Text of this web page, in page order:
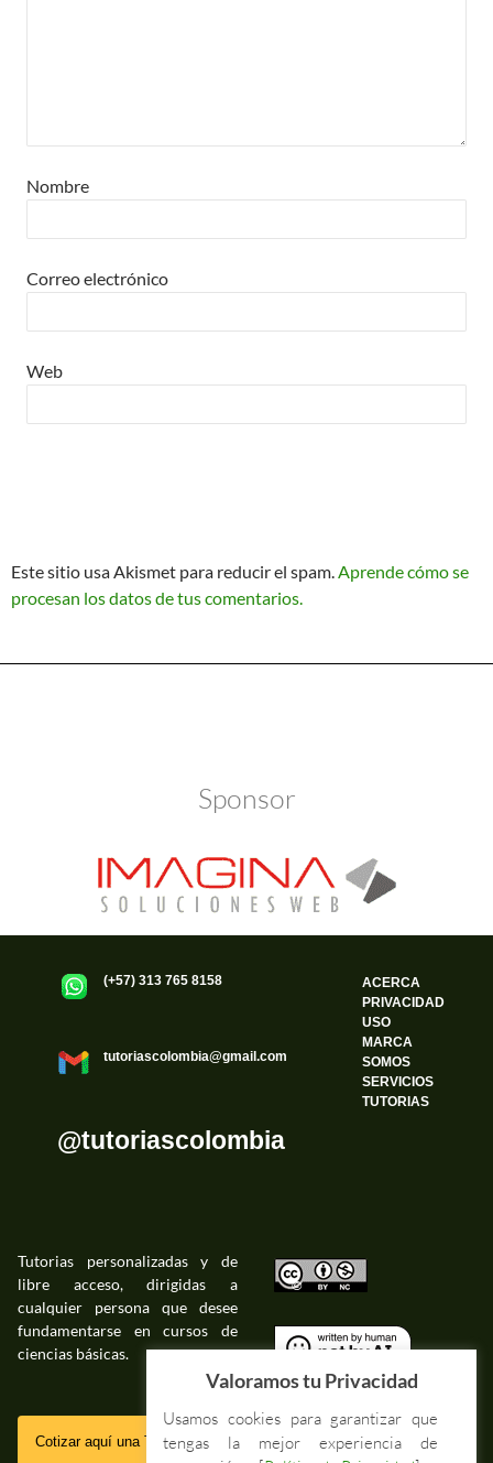
Nombre
Correo electrónico
Web
Este sitio usa Akismet para reducir el spam.Aprende cómo se
procesan los datos de tus comentarios.
Sponsor
(+57) 313 765 8158
tutoriascolombia@gmail.com
@tutoriascolombia
ACERCA
PRIVACIDAD
USO
MARCA
SOMOS
SERVICIOS
TUTORIAS
Tutorias personalizadas y de
libre acceso, dirigidas a
cualquier persona que desee
fundamentarse en cursos de
ciencias básicas.
Cotizar aquí una Tutoria Web
©
©
SSL
Valoramos tu Privacidad
Usamos cookies para garantizar que
tengas la mejor experiencia de